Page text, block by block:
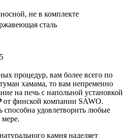
не в комплекте
сталь
процедур, вам более всего по
хамама, то вам непременно
на печь с напольной установкой
от финской компании SAWO.
способна удовлетворить любые
камня наделяет